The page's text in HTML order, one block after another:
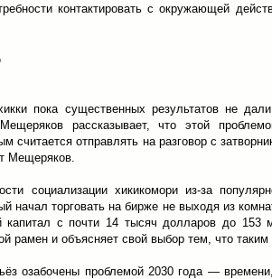
контактировать с окружающей
пока существенных результатов не
рассказывает, что этой
считается отправлять на разговор с
Мещеряков.
социализации хикикомори из-за
начал торговать на бирже не выходя из
капитал с почти 14 тысяч долларов до
рамен и объясняет свой выбор тем, что
озабочены проблемой 2030 года —